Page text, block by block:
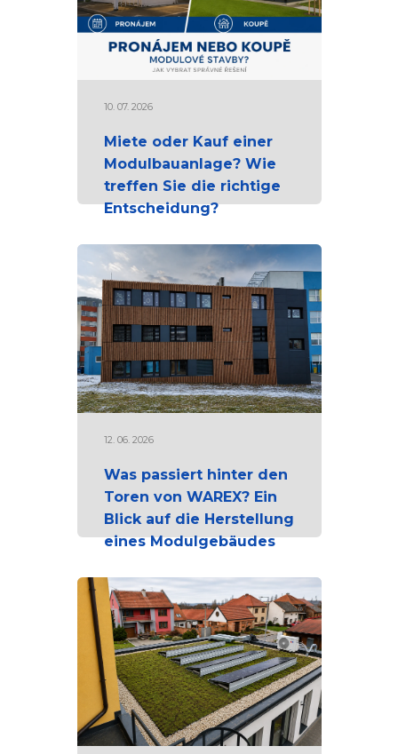
10. 07. 2026
Miete oder Kauf einer
Modulbauanlage? Wie
treffen Sie die richtige
Entscheidung?
12. 06. 2026
Was passiert hinter den
Toren von WAREX? Ein
Blick auf die Herstellung
eines Modulgebäudes